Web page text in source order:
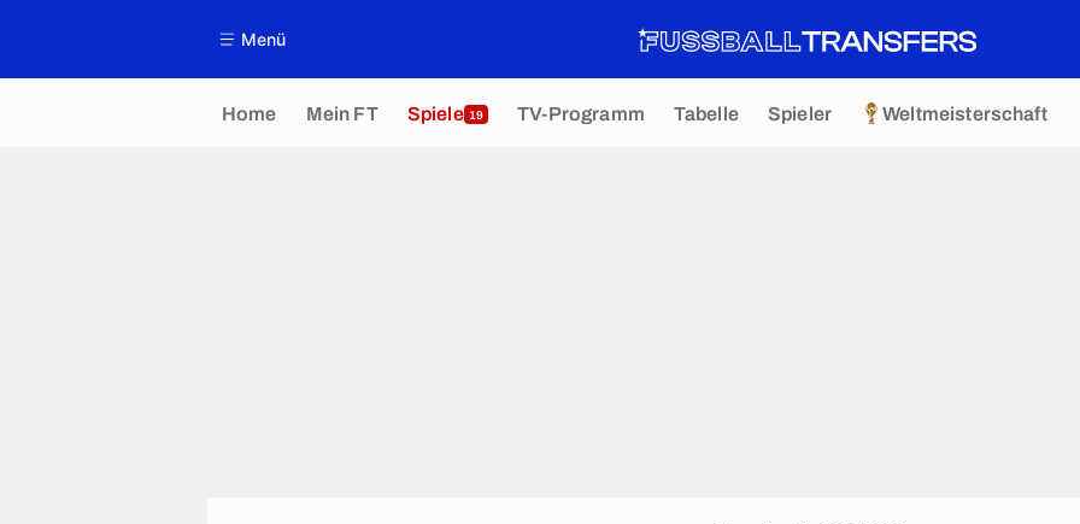
Menü
Home Mein FT Spiele 19 TV-Programm Tabelle Spieler Weltmeisterschaft